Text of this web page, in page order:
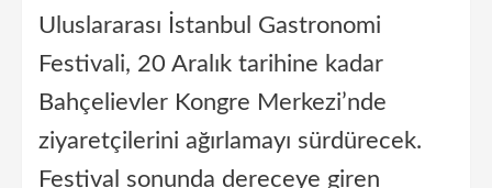
Uluslararası İstanbul Gastronomi
Festivali, 20 Aralık tarihine kadar
Bahçelievler Kongre Merkezi’nde
ziyaretçilerini ağırlamayı sürdürecek.
Festival sonunda dereceye giren